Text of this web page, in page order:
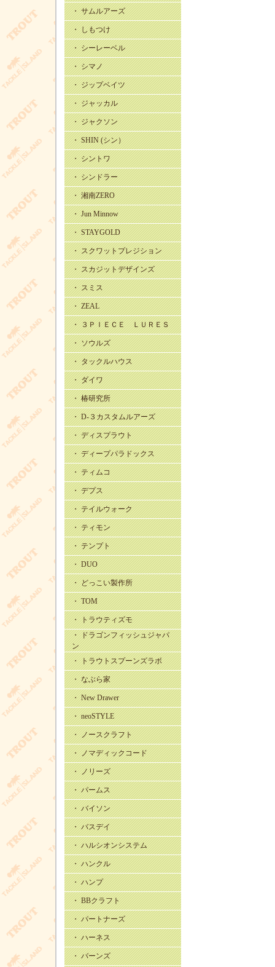
・ サムルアーズ
・ しもつけ
・ シーレーベル
・ シマノ
・ ジップベイツ
・ ジャッカル
・ ジャクソン
・ SHIN (シン）
・ シントワ
・ シンドラー
・ 湘南ZERO
・ Jun Minnow
・ STAYGOLD
・ スクワットプレジション
・ スカジットデザインズ
・ スミス
・ ZEAL
・ ３ＰＩＥＣＥ ＬＵＲＥＳ
・ ソウルズ
・ タックルハウス
・ ダイワ
・ 椿研究所
・ D-３カスタムルアーズ
・ ディスプラウト
・ ディープパラドックス
・ ティムコ
・ デプス
・ テイルウォーク
・ ティモン
・ テンプト
・ DUO
・ どっこい製作所
・ TOM
・ トラウティズモ
・ ドラゴンフィッシュジャパ
ン
・ トラウトスプーンズラボ
・ なぶら家
・ New Drawer
・ neoSTYLE
・ ノースクラフト
・ ノマディックコード
・ ノリーズ
・ パームス
・ バイソン
・ バスデイ
・ ハルシオンシステム
・ ハンクル
・ ハンプ
・ BBクラフト
・ パートナーズ
・ ハーネス
・ バーンズ